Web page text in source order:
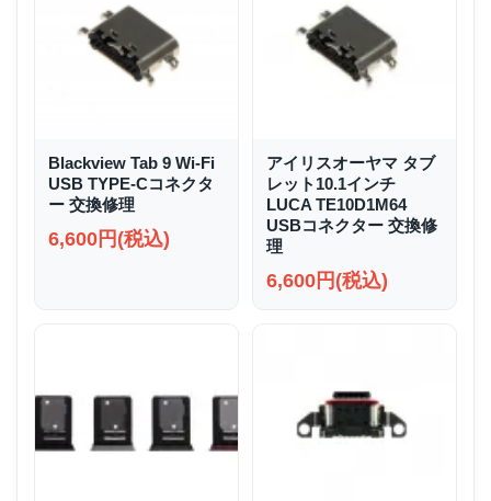
Blackview Tab 9 Wi-Fi
USB TYPE-Cコネクタ
ー 交換修理
6,600円(税込)
アイリスオーヤマ タブ
レット10.1インチ
LUCA TE10D1M64
USBコネクター 交換修
理
6,600円(税込)